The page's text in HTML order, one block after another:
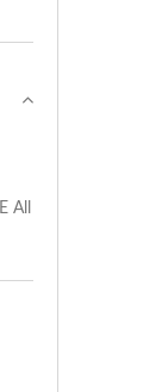
All